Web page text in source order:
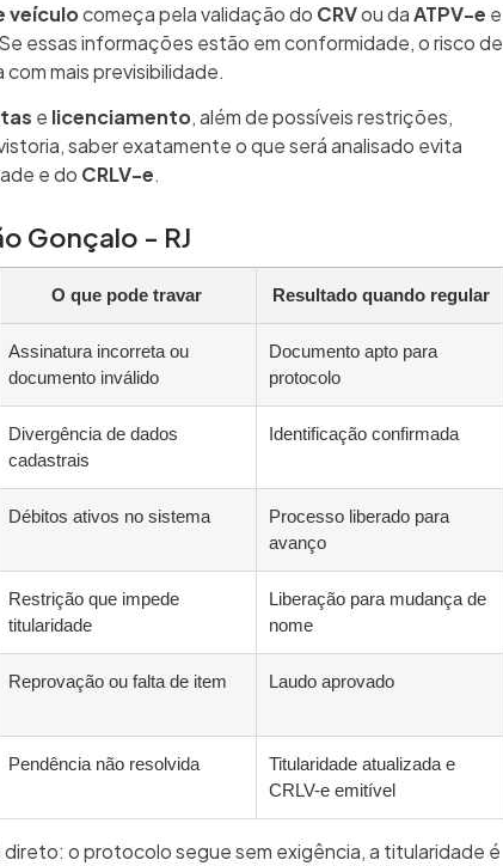
veículocomeça pela validação do CRVou daATPV-e e
essas informações estão em conformidade, o risco de
mais previsibilidade.
e licenciamento, além de possíveis restrições,
saber exatamente o que será analisado evita
e do CRLV-e.
Gonçalo - RJ
O que pode travar Resultado quando regular
Assinatura incorreta ou
documento inválido
Documento apto para
protocolo
Divergência de dados
cadastrais
Identificação confirmada
Débitos ativos no sistema
Processo liberado para
avanço
Restrição que impede
titularidade
Liberação para mudança de
nome
Reprovação ou falta de item Laudo aprovado
Pendência não resolvida
Titularidade atualizada e
CRLV-e emitível
o protocolo segue sem exigência, a titularidade é